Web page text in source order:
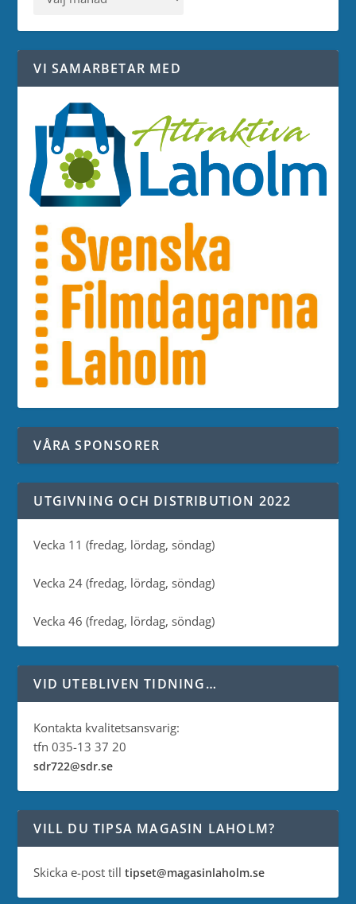
VI SAMARBETAR MED
VÅRA SPONSORER
UTGIVNING OCH DISTRIBUTION 2022
Vecka 11 (fredag, lördag, söndag)
Vecka 24 (fredag, lördag, söndag)
Vecka 46 (fredag, lördag, söndag)
VID UTEBLIVEN TIDNING…
Kontakta kvalitetsansvarig:
tfn 035-13 37 20
sdr722@sdr.se
VILL DU TIPSA MAGASIN LAHOLM?
Skicka e-post tilltipset@magasinlaholm.se